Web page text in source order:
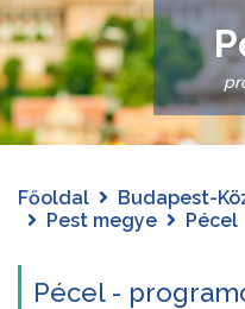
Főoldal
Budapest-
Pest megye
Pécel
Pécel -